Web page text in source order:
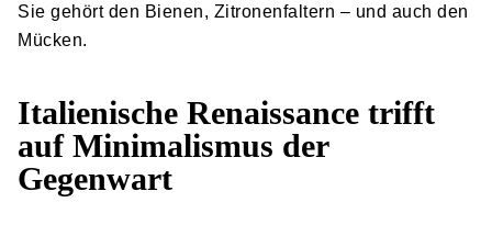
Sie gehört den Bienen, Zitronenfaltern – und auch den
Mücken.
Italienische Renaissance trifft
auf Minimalismus der
Gegenwart